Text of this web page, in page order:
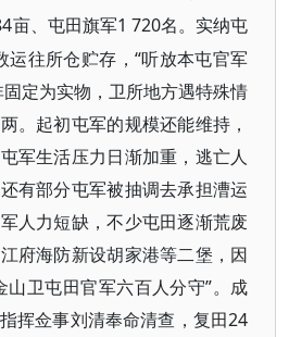
亩、屯田旗军1 720名。实纳屯
运往所仓贮存，“听放本屯官军
定为实物，卫所地方遇特殊情
。起初屯军的规模还能维持，
军生活压力日渐加重，逃亡人
有部分屯军被抽调去承担漕运
人力短缺，不少屯田逐渐荒废
府海防新设胡家港等二堡，因
山卫屯田官军六百人分守”。成
挥佥事刘清奉命清查，复田24